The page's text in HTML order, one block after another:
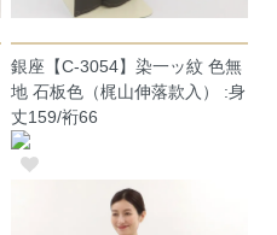
銀座【C-3054】染一ッ紋 色無
地 石板色（梶山伸落款入） :身
丈159/裄66